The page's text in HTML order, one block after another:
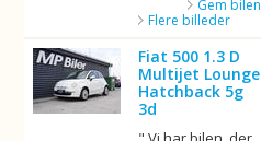
Gem bilen
Flere billeder
Fiat 500 1.3 D
Multijet Lounge
Hatchback 5g
3d